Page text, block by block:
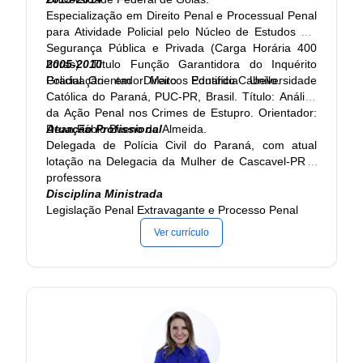
2001 - 2005
Graduação em Direito. Universidade Paranaense,
UNIPAR, Umuarama, Brasil Título: Responsabilidade
Civil, Ano de obtenção: 2005 Orientador: Sergio
Tadeu Covre Martinez
1990 - 1993
Graduação em Administração. Universidade Vale do
Rio Verde de Três Corações, UNINCOR, Tres
Coracoes, Brasil
Especialização em Direito Penal e Processual Penal
para Atividade Policial pelo Núcleo de Estudos em
Segurança Pública e Privada (Carga Horária 400
horas). Título Função Garantidora do Inquérito
Policial. Orientador: Marcos Eduardo Cabello.
2005-2010
Graduação em Direito. Pontifícia Universidade
Católica do Paraná, PUC-PR, Brasil. Título: Análise
da Ação Penal nos Crimes de Estupro. Orientador:
Dean Fábio Bueno de Almeida.
Atuação Profissional
Delegada de Polícia Civil do Paraná, com atual
lotação na Delegacia da Mulher de Cascavel-PR e
professora
Disciplina Ministrada
Legislação Penal Extravagante e Processo Penal
Ver currículo